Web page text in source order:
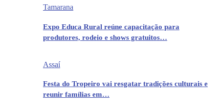
Tamarana
Expo Educa Rural reúne capacitação para
produtores, rodeio e shows gratuitos…
Assaí
Festa do Tropeiro vai resgatar tradições culturais e
reunir famílias em…